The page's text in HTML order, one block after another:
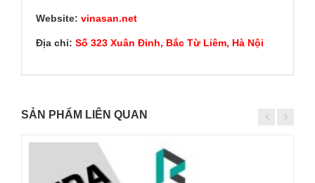
Website: vinasan.net
Địa chỉ: Số 323 Xuân Đỉnh, Bắc Từ Liêm, Hà Nội
SẢN PHẨM LIÊN QUAN